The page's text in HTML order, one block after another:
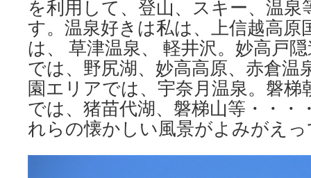
を利用して、登山、スキー、温
す。温泉好きは私は、上信越高原
は、 草津温泉、 軽井沢。妙高戸
では、野尻湖、妙高高原、赤倉温
園エリアでは、宇奈月温泉。磐梯
では、猪苗代湖、磐梯山等・・・
れらの懐かしい風景がよみがえ